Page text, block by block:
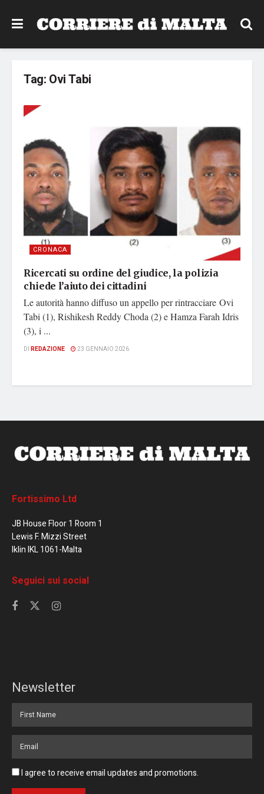
Tag: Ovi Tabi
CRONACA
Ricercati su ordine del giudice, la polizia
chiede l’aiuto dei cittadini
Le autorità hanno diffuso un appello per rintracciare Ovi
Tabi (1), Rishikesh Reddy Choda (2) e Hamza Farah Idris
(3), i ...
DI REDAZIONE 23 GENNAIO 2026
Fortissimo Ltd
JB House Floor 1 Room 1
Lewis F. Mizzi Street
Iklin IKL 1061-Malta
Seguici sui social
Newsletter
I agree to receive email updates and promotions.